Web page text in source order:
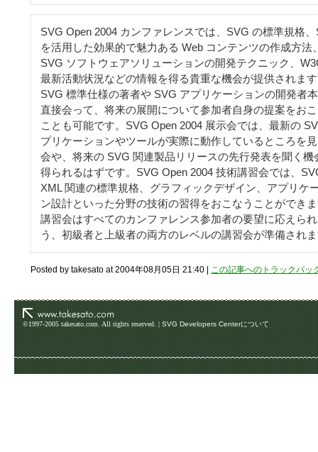
SVG Open 2004 カンファレンスでは、SVG の標準規格
を活用した効果的で魅力ある Web コンテンツの作成方法
SVG ソフトウェアソリューションの開発テクニック、
最新活動状況などの情報を得る貴重な機会が提供されま
SVG 標準仕様の著者や SVG アプリケーションの開発者
直接会って、将来の展開について参加者自身の提案をお
ことも可能です。SVG Open 2004 展示会では、最新の
プリケーションやツールが実際に動作しているところを
会や、将来の SVG 関連製品リリースの先行発表を聞く機
得られるはずです。SVG Open 2004 技術講習会では、
XML 関連の標準規格、グラフィックデザイン、アプリケ
ン設計といった分野の技術の習得をおこなうことができ
講習会はすべてのカンファレンス参加者の要望に応えら
う、初級者と上級者の両方のレベルの講習会が準備され
Posted by takesato at 2004年08月05日 21:40 | この記事へのトラックバッ
©1997-2005 takesato.com. All rights reserved. | SVG Developers Centerについて